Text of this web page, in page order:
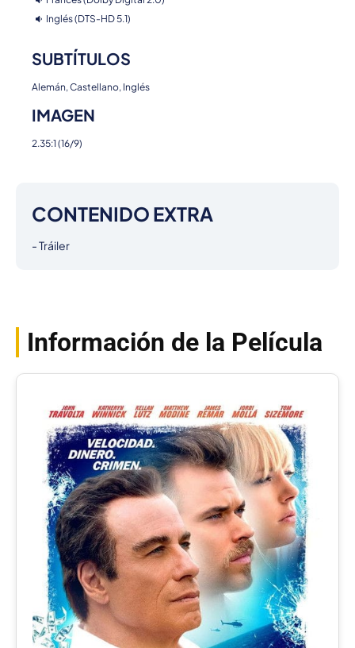
Inglés (DTS-HD 5.1)
SUBTÍTULOS
Alemán, Castellano, Inglés
IMAGEN
2.35:1 (16/9)
CONTENIDO EXTRA
- Tráiler
Información de la Película